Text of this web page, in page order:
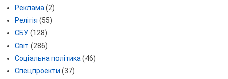
Реклама(2)
Релігія (55)
СБУ(128)
Світ (286)
Соціальна політика(46)
Спецпроекти (37)